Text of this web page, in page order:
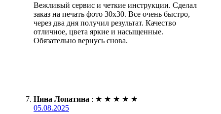
Вежливый сервис и четкие инструкции. Сделал
заказ на печать фото 30х30. Все очень быстро,
через два дня получил результат. Качество
отличное, цвета яркие и насыщенные.
Обязательно вернусь снова.
Нина Лопатина : ★ ★ ★ ★ ★
05.08.2025